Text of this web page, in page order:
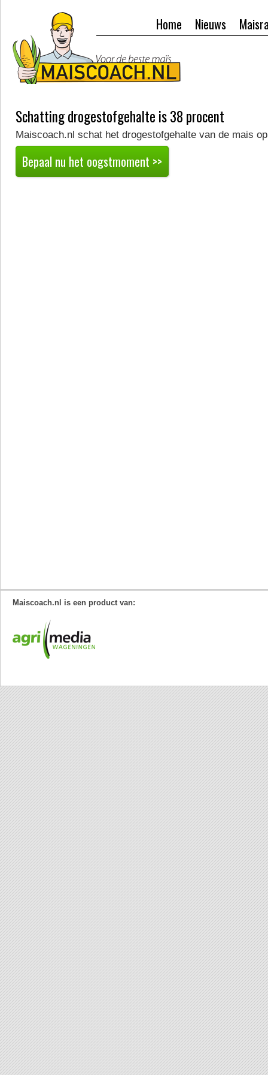
Nieuws
Home
Schatting drogestofgehalte is 38 procent
Maiscoach.nl schat het drogestofgehalte van de mais
Bepaal nu het oogstmoment >>
Maiscoach.nl is een product van: